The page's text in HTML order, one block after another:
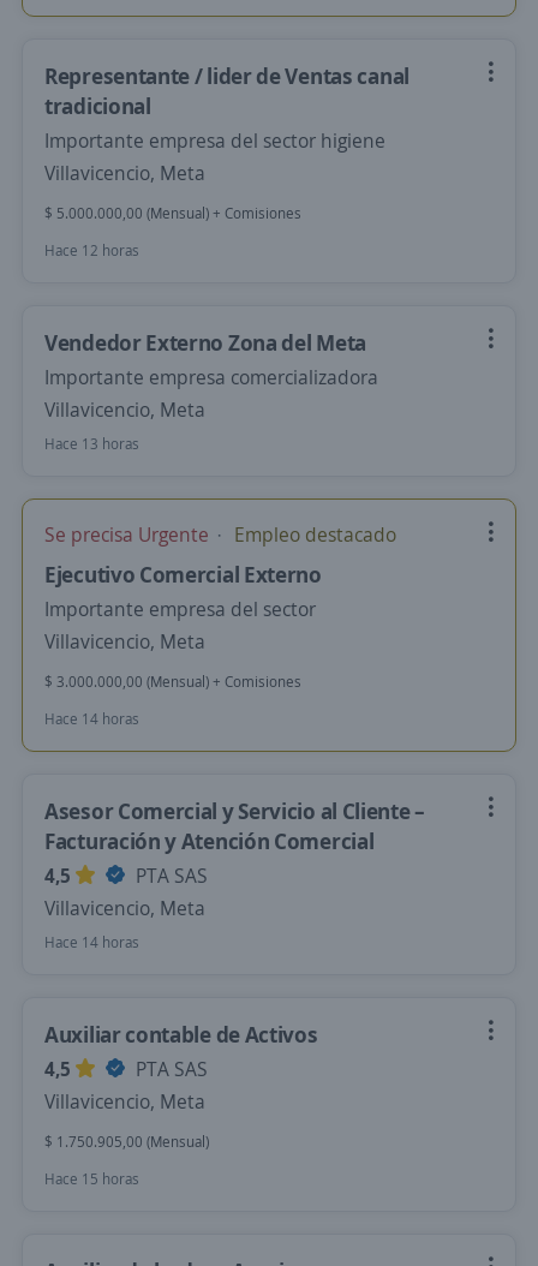
Representante / lider de Ventas canal
tradicional
Importante empresa del sector higiene
Villavicencio, Meta
$ 5.000.000,00 (Mensual) + Comisiones
Hace 12 horas
Vendedor Externo Zona del Meta
Importante empresa comercializadora
Villavicencio, Meta
Hace 13 horas
Se precisa Urgente Empleo destacado
Ejecutivo Comercial Externo
Importante empresa del sector
Villavicencio, Meta
$ 3.000.000,00 (Mensual) + Comisiones
Hace 14 horas
Asesor Comercial y Servicio al Cliente –
Facturación y Atención Comercial
4,5
PTA SAS
Villavicencio, Meta
Hace 14 horas
Auxiliar contable de Activos
4,5
PTA SAS
Villavicencio, Meta
$ 1.750.905,00 (Mensual)
Hace 15 horas